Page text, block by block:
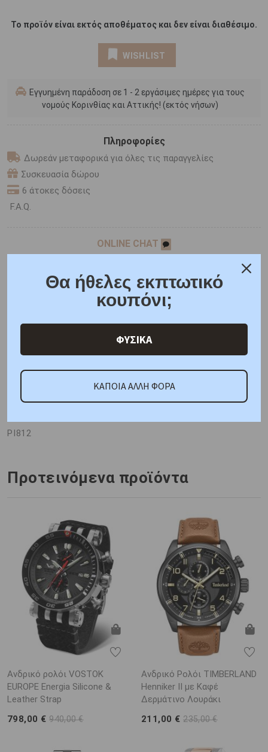
Το προϊόν είναι εκτός αποθέματος και δεν είναι διαθέσιμο.
WISHLIST
Εγγυημένη παράδοση σε 1 - 2 εργάσιμες ημέρες για τους
νομούς Κορινθίας και Αττικής! (εκτός νήσων)
Πληροφορίες
Δωρεάν μεταφορικά για όλες τις παραγγελίες
Συσκευασία δώρου
6 άτοκες δόσεις
F.A.Q.
ONLINE CHAT
Χαρακτηριστικά Χαρακτηριστικά Ρολογιών
Ρωτήστε μας
ΚΑΤΟΠΙΝ ΠΑΡΑΓΓΕΛΙΑΣ
PI812
Προτεινόμενα προϊόντα
Ανδρικό ρολόι VOSTOK
EUROPE Energia Silicone &
Leather Strap
798,00 €940,00 €
Ανδρικό Ρολόι TIMBERLAND
Henniker II με Καφέ
Δερμάτινο Λουράκι
211,00 €235,00 €
Θα ήθελες εκπτωτικό
κουπόνι;
ΦΥΣΙΚΑ
ΚΑΠΟΙΑ ΑΛΛΗ ΦΟΡΑ